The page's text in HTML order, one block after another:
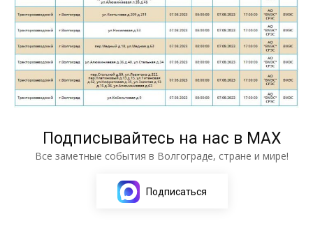
Подписывайтесь на нас в МАХ
Все заметные события в Волгограде, стране и мире!
Подписаться